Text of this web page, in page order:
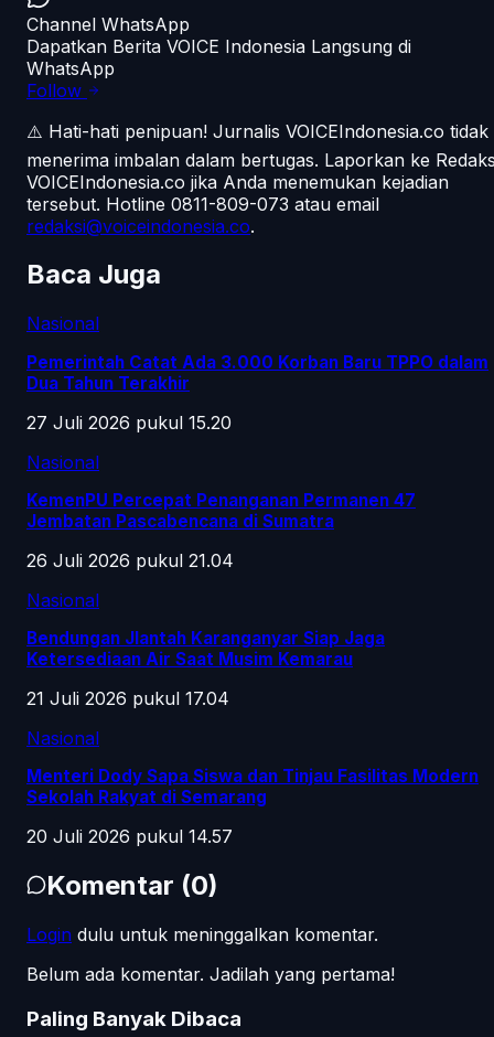
Channel WhatsApp
Dapatkan Berita VOICE Indonesia Langsung di
WhatsApp
Follow
⚠️ Hati-hati penipuan! Jurnalis VOICEIndonesia.co tidak
menerima imbalan dalam bertugas. Laporkan ke
VOICEIndonesia.co jika Anda menemukan kejadian
tersebut. Hotline 0811-809-073 atau email
redaksi@voiceindonesia.co.
Baca Juga
Nasional
Pemerintah Catat Ada 3.000 Korban Baru TPPO dalam
Dua Tahun Terakhir
27 Juli 2026 pukul 15.20
Nasional
KemenPU Percepat Penanganan Permanen 47
Jembatan Pascabencana di Sumatra
26 Juli 2026 pukul 21.04
Nasional
Bendungan Jlantah Karanganyar Siap Jaga
Ketersediaan Air Saat Musim Kemarau
21 Juli 2026 pukul 17.04
Nasional
Menteri Dody Sapa Siswa dan Tinjau Fasilitas Modern
Sekolah Rakyat di Semarang
20 Juli 2026 pukul 14.57
Komentar (0)
Login dulu untuk meninggalkan komentar.
Belum ada komentar. Jadilah yang pertama!
Paling Banyak Dibaca